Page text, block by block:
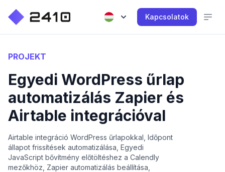
Kapcsolatok
PROJEKT
Egyedi WordPress űrlap
automatizálás Zapier és
Airtable integrációval
Airtable integráció WordPress űrlapokkal, Időpont
állapot frissítések automatizálása, Egyedi
JavaScript bővítmény előtöltéshez a Calendly
mezőkhöz, Zapier automatizálás beállítása,